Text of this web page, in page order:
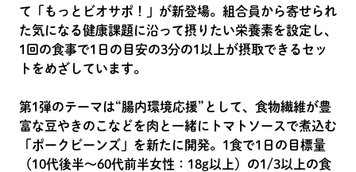
て「もっとビオサポ！」が新登場。組合員から寄せられ
た気になる健康課題に沿って摂りたい栄養素を設定し、
1回の食事で1日の目安の3分の1以上が摂取できるセッ
トをめざしています。
第1弾のテーマは“腸内環境応援”として、食物繊維が豊
富な豆やきのこなどを肉と一緒にトマトソースで煮込む
「ポークビーンズ」を新たに開発。1食で1日の目標量
（10代後半～60代前半女性：18g以上）の1/3以上の食